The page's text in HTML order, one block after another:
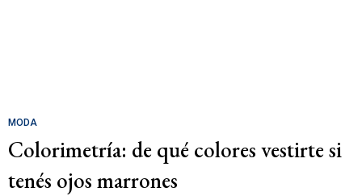
MODA
Colorimetría: de qué colores vestirte si
tenés ojos marrones